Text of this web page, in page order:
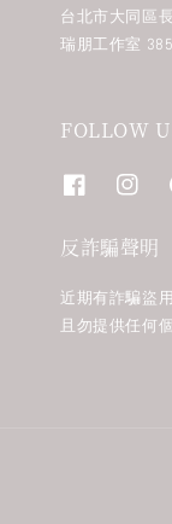
台北市大同區
瑞朋工作室
FOLLOW
反詐騙聲明
近期有詐騙盜
且勿提供任何